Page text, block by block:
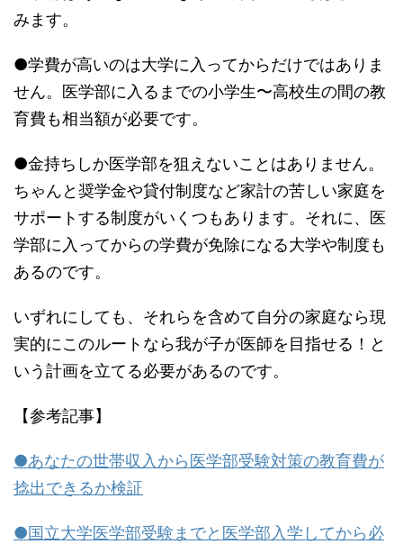
みます。
●学費が高いのは大学に入ってからだけではありま
せん。医学部に入るまでの小学生〜高校生の間の教
育費も相当額が必要です。
●金持ちしか医学部を狙えないことはありません。
ちゃんと奨学金や貸付制度など家計の苦しい家庭を
サポートする制度がいくつもあります。それに、医
学部に入ってからの学費が免除になる大学や制度も
あるのです。
いずれにしても、それらを含めて自分の家庭なら現
実的にこのルートなら我が子が医師を目指せる！と
いう計画を立てる必要があるのです。
【参考記事】
●あなたの世帯収入から医学部受験対策の教育費が
捻出できるか検証
●国立大学医学部受験までと医学部入学してから必